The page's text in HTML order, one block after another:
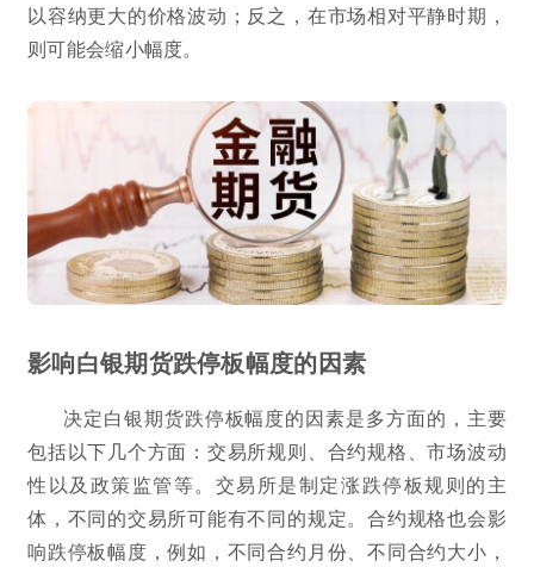
以容纳更大的价格波动；反之，在市场相对平静时期，
则可能会缩小幅度。
影响白银期货跌停板幅度的因素
决定白银期货跌停板幅度的因素是多方面的，主要
包括以下几个方面：交易所规则、合约规格、市场波动
性以及政策监管等。交易所是制定涨跌停板规则的主
体，不同的交易所可能有不同的规定。合约规格也会影
响跌停板幅度，例如，不同合约月份、不同合约大小，